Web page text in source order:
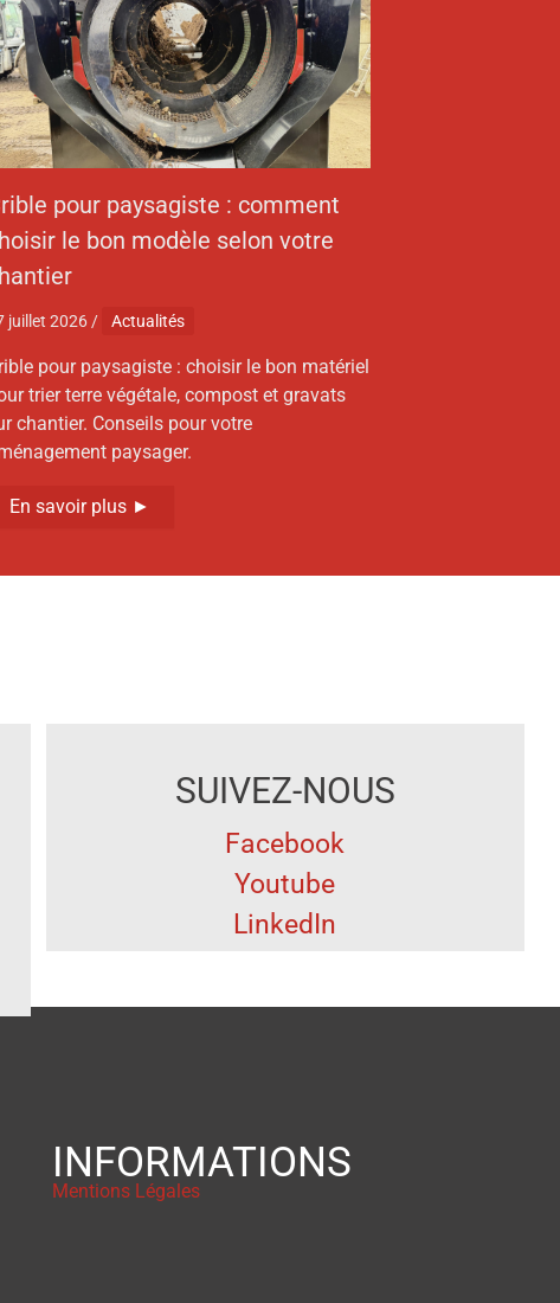
pour paysagiste : comment
le bon modèle selon votre
juillet 2026 / Actualités
pour paysagiste : choisir le bon matériel
trier terre végétale, compost et gravats
chantier. Conseils pour votre
paysager.
En savoir plus ►
SUIVEZ-NOUS
Facebook
Youtube
LinkedIn
INFORMATIONS
Mentions Légales